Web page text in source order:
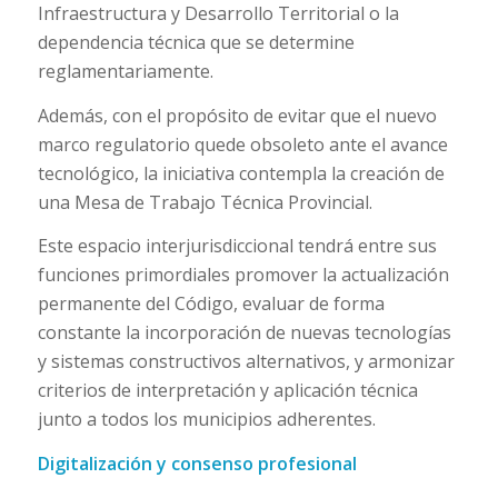
Infraestructura y Desarrollo Territorial o la
dependencia técnica que se determine
reglamentariamente.
Además, con el propósito de evitar que el nuevo
marco regulatorio quede obsoleto ante el avance
tecnológico, la iniciativa contempla la creación de
una Mesa de Trabajo Técnica Provincial.
Este espacio interjurisdiccional tendrá entre sus
funciones primordiales promover la actualización
permanente del Código, evaluar de forma
constante la incorporación de nuevas tecnologías
y sistemas constructivos alternativos, y armonizar
criterios de interpretación y aplicación técnica
junto a todos los municipios adherentes.
Digitalización y consenso profesional